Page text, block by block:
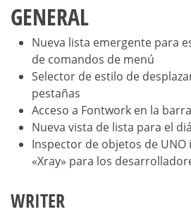
GENERAL
Nueva lista emergente para
de comandos de menú
Selector de estilo de
pestañas
Acceso a Fontwork en la
Nueva vista de lista para el
Inspector de objetos de
«Xray» para los
WRITER